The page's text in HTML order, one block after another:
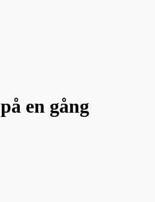
på en gång